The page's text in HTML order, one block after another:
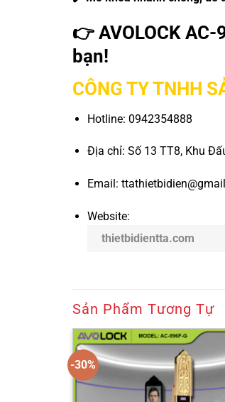
👉 AVOLOCK
bạn!
CÔNG TY TNHH
Hotline: 0942354888
Địa chỉ: Số 13 TT8, Khu
Email:
Website:
thietbidientta.com
Sản Phẩm Tương Tự
-30%